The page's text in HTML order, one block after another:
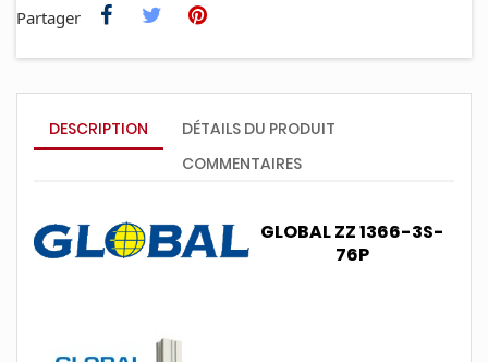
Partager
DESCRIPTION
DÉTAILS DU PRODUIT
COMMENTAIRES
GLOBAL ZZ 1366-3S-
76P